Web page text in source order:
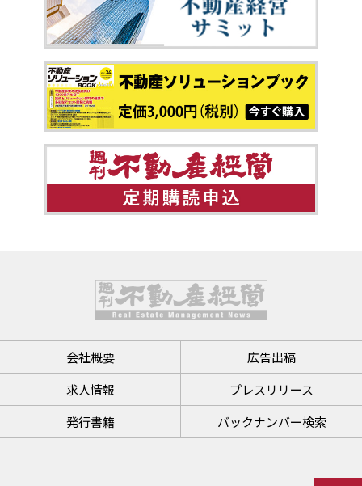
会社概要
広告出稿
求人情報
プレスリリース
発行書籍
バックナンバー検索